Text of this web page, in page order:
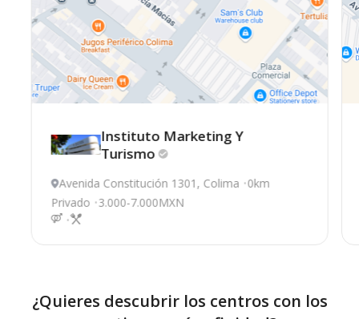
Instituto Marketing Y
Turismo
Avenida Constitución 1301, Colima 0km
Privado
3.000-7.000MXN
¿Quieres descubrir los centros con los